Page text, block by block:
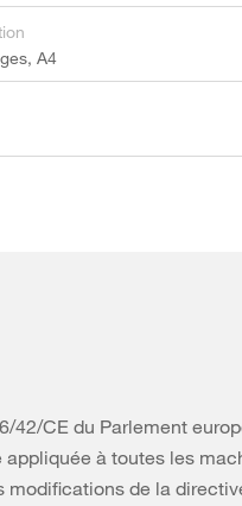
A4
42/CE du Parlement
à toutes les
modifications de la